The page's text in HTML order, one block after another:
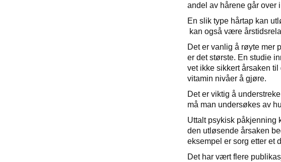
andel av hårene går over
En slik type hårtap kan
kan også være
Det er vanlig å røyte mer
er det største. En studie
vet ikke sikkert årsaken
vitamin nivåer å gjøre.
Det er viktig å
må man undersøkes av
Uttalt psykisk påkjenning
den utløsende årsaken
eksempel er sorg etter et
Det har vært flere